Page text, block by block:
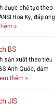
được chế tạo theo
Hoa Kỳ, đáp ứng
»
BS
sản xuất theo tiêu
Anh Quốc, đảm
thêm »
JIS